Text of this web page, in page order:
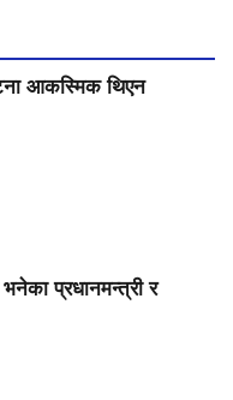
आकस्मिक थिएन
प्रधानमन्त्री र